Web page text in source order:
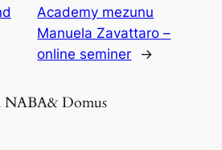
Academy mezunu
Manuela Zavattaro –
online seminer
→
NABA& Domus